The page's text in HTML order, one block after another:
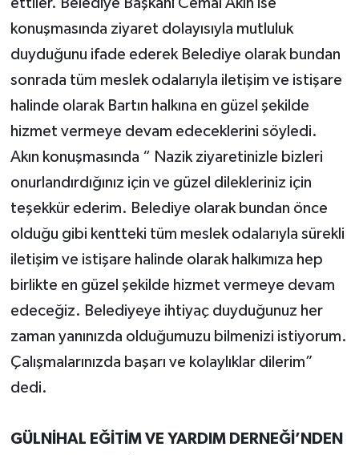
konuşmasında ziyaret dolayısıyla mutluluk
duyduğunu ifade ederek Belediye olarak bundan
sonrada tüm meslek odalarıyla iletişim ve istişare
halinde olarak Bartın halkına en güzel şekilde
hizmet vermeye devam edeceklerini söyledi.
Akın konuşmasında “ Nazik ziyaretinizle bizleri
onurlandırdığınız için ve güzel dilekleriniz için
teşekkür ederim. Belediye olarak bundan önce
olduğu gibi kentteki tüm meslek odalarıyla sürekli
iletişim ve istişare halinde olarak halkımıza hep
birlikte en güzel şekilde hizmet vermeye devam
edeceğiz. Belediyeye ihtiyaç duyduğunuz her
zaman yanınızda olduğumuzu bilmenizi istiyorum.
Çalışmalarınızda başarı ve kolaylıklar dilerim”
dedi.
GÜLNİHAL EĞİTİM VE YARDIM DERNEĞİ’NDEN